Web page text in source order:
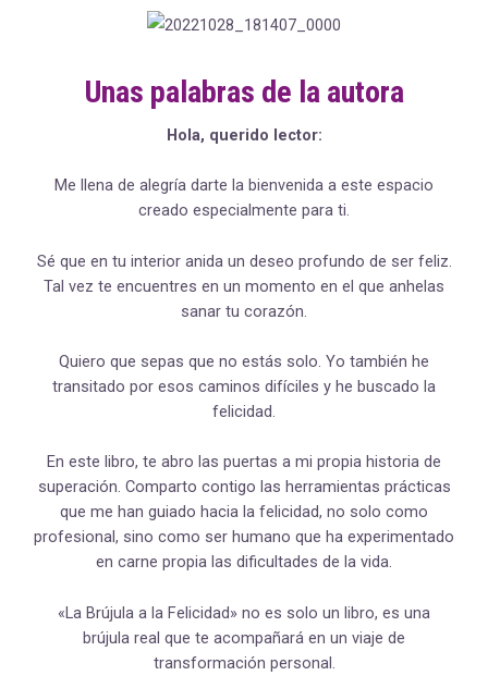
Unas palabras de la autora
Hola, querido lector:
Me llena de alegría darte la bienvenida a este espacio
creado especialmente para ti.
Sé que en tu interior anida un deseo profundo de ser feliz.
Tal vez te encuentres en un momento en el que anhelas
sanar tu corazón.
Quiero que sepas que no estás solo. Yo también he
transitado por esos caminos difíciles y he buscado la
felicidad.
En este libro, te abro las puertas a mi propia historia de
superación. Comparto contigo las herramientas prácticas
que me han guiado hacia la felicidad, no solo como
profesional, sino como ser humano que ha experimentado
en carne propia las dificultades de la vida.
«La Brújula a la Felicidad» no es solo un libro, es una
brújula real que te acompañará en un viaje de
transformación personal.